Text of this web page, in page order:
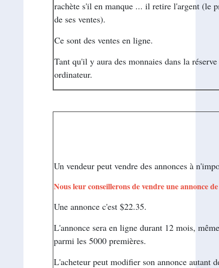
rachète s'il en manque ... il retire l'argent (le
de ses ventes).
Ce sont des ventes en ligne.
Tant qu'il y aura des monnaies dans la
ordinateur.
Un vendeur peut vendre des annonces
Nous leur conseillerons de vendre une annonce
Une annonce c'est $22.35.
L'annonce sera en ligne durant 12 mois,
parmi les 5000 premières.
L'acheteur peut modifier son annonce autant